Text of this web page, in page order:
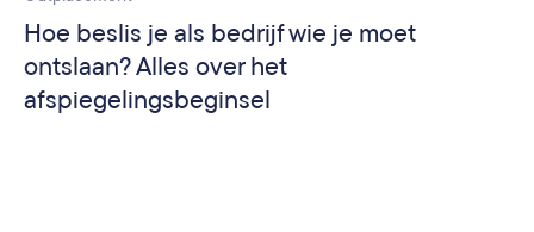
Hoe beslis je als bedrijf wie je moet
ontslaan? Alles over het
afspiegelingsbeginsel